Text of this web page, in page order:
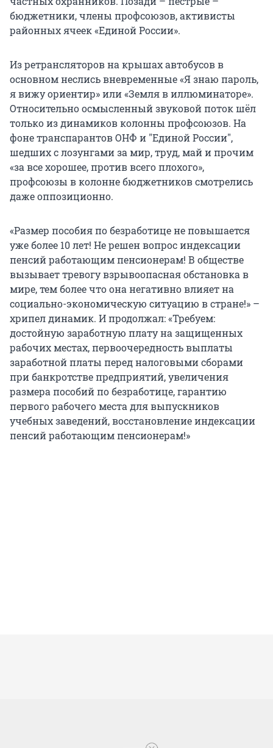
бюджетники, члены профсоюзов, активисты
районных ячеек «Единой России».
Из ретрансляторов на крышах автобусов в
основном неслись вневременные «Я знаю пароль,
я вижу ориентир» или «Земля в иллюминаторе».
Относительно осмысленный звуковой поток шёл
только из динамиков колонны профсоюзов. На
фоне транспарантов ОНФ и "Единой России",
шедших с лозунгами за мир, труд, май и прочим
«за все хорошее, против всего плохого»,
профсоюзы в колонне бюджетников смотрелись
даже оппозиционно.
«Размер пособия по безработице не повышается
уже более 10 лет! Не решен вопрос индексации
пенсий работающим пенсионерам! В обществе
вызывает тревогу взрывоопасная обстановка в
мире, тем более что она негативно влияет на
социально-экономическую ситуацию в стране!» –
хрипел динамик. И продолжал: «Требуем:
достойную заработную плату на защищенных
рабочих местах, первоочередность выплаты
заработной платы перед налоговыми сборами
при банкротстве предприятий, увеличения
размера пособий по безработице, гарантию
первого рабочего места для выпускников
учебных заведений, восстановление индексации
пенсий работающим пенсионерам!»